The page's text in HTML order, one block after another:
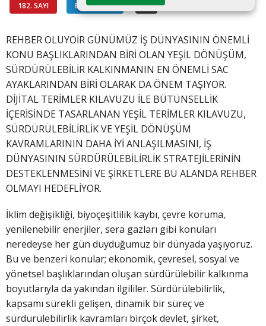
182. SAYI BİLGİ HATTI #
REHBER OLUYOİR GÜNÜMÜZ İŞ DÜNYASININ ÖNEMLİ
KONU BAŞLIKLARINDAN BİRİ OLAN YEŞİL DÖNÜŞÜM,
SÜRDÜRÜLEBİLİR KALKINMANIN EN ÖNEMLİ SAC
AYAKLARINDAN BİRİ OLARAK DA ÖNEM TAŞIYOR.
DİJİTAL TERİMLER KILAVUZU İLE BÜTÜNSELLİK
İÇERİSİNDE TASARLANAN YEŞİL TERİMLER KILAVUZU,
SÜRDÜRÜLEBİLİRLİK VE YEŞİL DÖNÜŞÜM
KAVRAMLARININ DAHA İYİ ANLAŞILMASINI, İŞ
DÜNYASININ SÜRDÜRÜLEBİLİRLİK STRATEJİLERİNİN
DESTEKLENMESİNİ VE ŞİRKETLERE BU ALANDA REHBER
OLMAYI HEDEFLİYOR.
İklim değişikliği, biyoçeşitlilik kaybı, çevre koruma,
yenilenebilir enerjiler, sera gazları gibi konuları
neredeyse her gün duyduğumuz bir dünyada yaşıyoruz.
Bu ve benzeri konular; ekonomik, çevresel, sosyal ve
yönetsel başlıklarından oluşan sürdürülebilir kalkınma
boyutlarıyla da yakından ilgililer. Sürdürülebilirlik,
kapsamı sürekli gelişen, dinamik bir süreç ve
sürdürülebilirlik kavramları birçok devlet, şirket,